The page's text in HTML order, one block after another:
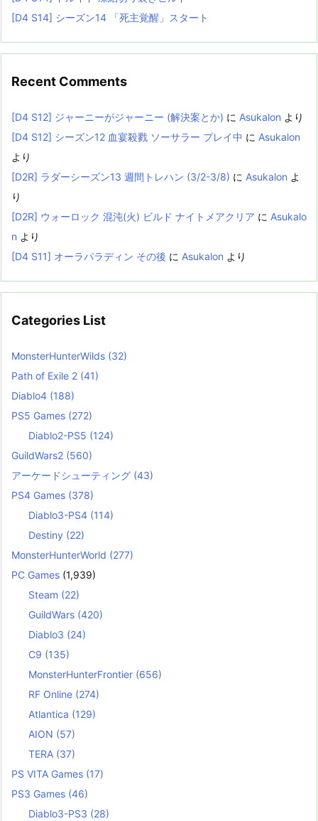
[D4 S14] シーズン14 「死主覚醒」スタート
Recent Comments
[D4 S12] ジャーニーがジャーニー (解決案とか) に Asukalon より
[D4 S12] シーズン12 血宴殺戮 ソーサラー プレイ中 に Asukalon
より
[D2R] ラダーシーズン13 週間トレハン (3/2-3/8) に Asukalon よ
り
[D2R] ウォーロック 混沌(火) ビルド ナイトメアクリア に Asukalo
n より
[D4 S11] オーラパラディン その後 に Asukalon より
Categories List
MonsterHunterWilds (32)
Path of Exile 2 (41)
Diablo4 (188)
PS5 Games (272)
Diablo2-PS5 (124)
GuildWars2 (560)
アーケードシューティング (43)
PS4 Games (378)
Diablo3-PS4 (114)
Destiny (22)
MonsterHunterWorld (277)
PC Games (1,939)
Steam (22)
GuildWars (420)
Diablo3 (24)
C9 (135)
MonsterHunterFrontier (656)
RF Online (274)
Atlantica (129)
AION (57)
TERA (37)
PS VITA Games (17)
PS3 Games (46)
Diablo3-PS3 (28)